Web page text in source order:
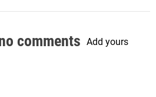
comments Add yours